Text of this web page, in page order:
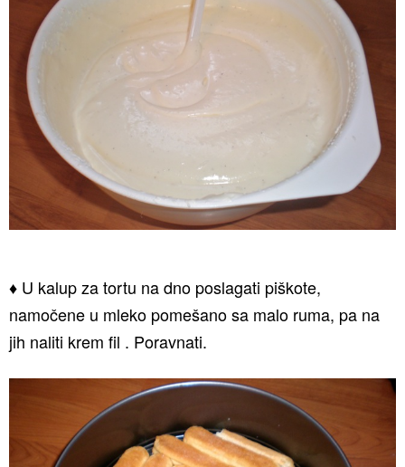
♦ U kalup za tortu na dno poslagati piškote,
namočene u mleko pomešano sa malo ruma, pa na
jih naliti krem fil . Poravnati.